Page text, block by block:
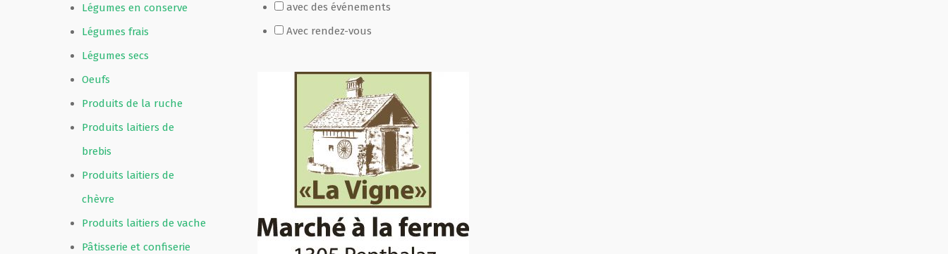
Légumes en conserve
Légumes frais
Légumes secs
Oeufs
Produits de la ruche
Produits laitiers de
brebis
Produits laitiers de
chèvre
Produits laitiers de vache
Pâtisserie et confiserie
avec des événements
Avec rendez-vous